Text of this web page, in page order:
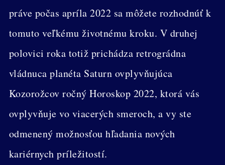
práve počas apríla 2022 sa môžete rozhodnúť k
tomuto veľkému životnému kroku. V druhej
polovici roka totiž prichádza retrográdna
vládnuca planéta Saturn ovplyvňujúca
Kozorožcov ročný Horoskop 2022, ktorá vás
ovplyvňuje vo viacerých smeroch, a vy ste
odmenený možnosťou hľadania nových
kariérnych príležitostí.